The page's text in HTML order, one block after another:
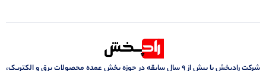
شرکت رادپخش با بیش از ۹ سال سابقه در حوزه پخش عمده محصولات برق و الکتریک،